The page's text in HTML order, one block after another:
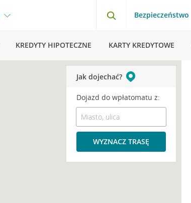
Bezpieczeństwo
KREDYTY HIPOTECZNE KARTY KREDYTOWE
Jak dojechać?
Dojazd do wpłatomatu z:
WYZNACZ TRASĘ